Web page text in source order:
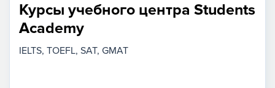
Курсы учебного центра Students
Academy
IELTS TOEFL SAT GMAT